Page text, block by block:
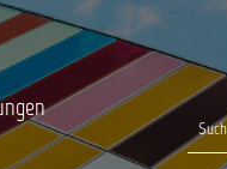
M14 D115MM